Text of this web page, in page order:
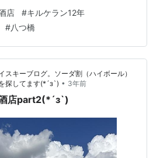
来た訳ですが、その英気を発揮す
うな気配です(*´з`) しかし、外国
、京都は8割外国人の方だった気が
養っている最中に「こみや酒店」
選結果の通知。 財布の中の…
店 #キルケラン12年
#八つ橋
スキーブログ。ソーダ割（ハイボール）
探してます(*´з`) • 3年前
酒店part2(*´з`)